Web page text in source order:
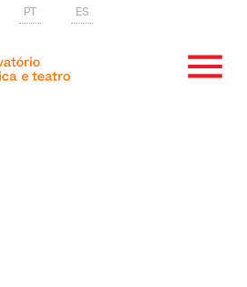
PT ES